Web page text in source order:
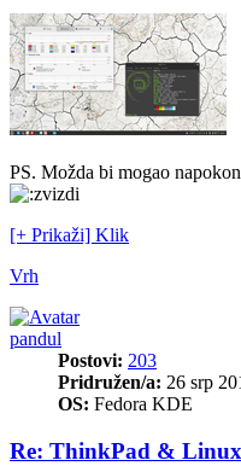
PS. Možda bi mogao
[+ Prikaži] Klik
Vrh
pandul
Postovi: 203
Pridružen/a: 26 srp
OS: Fedora KDE
Re: ThinkPad &